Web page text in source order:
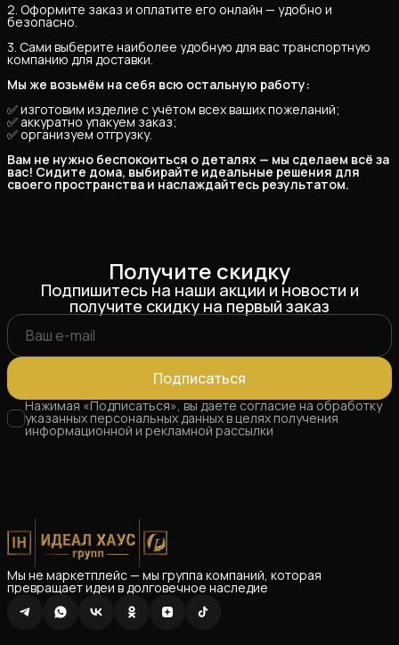
2. Оформите заказ и оплатите его онлайн — удобно и
безопасно.
3. Сами выберите наиболее удобную для вас транспортную
компанию для доставки.
Мы же возьмём на себя всю остальную работу:
✅ изготовим изделие с учётом всех ваших пожеланий;
✅ аккуратно упакуем заказ;
✅ организуем отгрузку.
Вам не нужно беспокоиться о деталях — мы сделаем всё за
вас! Сидите дома, выбирайте идеальные решения для
своего пространства и наслаждайтесь результатом.
Получите скидку
Подпишитесь на наши акции и новости и
получите скидку на первый заказ
Подписаться
Нажимая «Подписаться», вы даете согласие на обработку
указанных персональных данных в целях получения
информационной и рекламной рассылки
Мы не маркетплейс — мы группа компаний, которая
превращает идеи в долговечное наследие